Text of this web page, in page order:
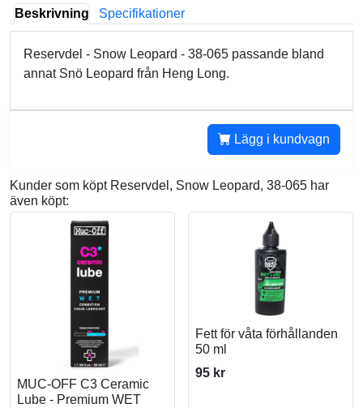
Beskrivning Specifikationer
Reservdel - Snow Leopard - 38-065 passande bland
annat Snö Leopard från Heng Long.
Lägg i kundvagn
Kunder som köpt Reservdel, Snow Leopard, 38-065 har
även köpt:
MUC-OFF C3 Ceramic
Lube - Premium WET
Fett för våta förhållanden
50 ml
95 kr